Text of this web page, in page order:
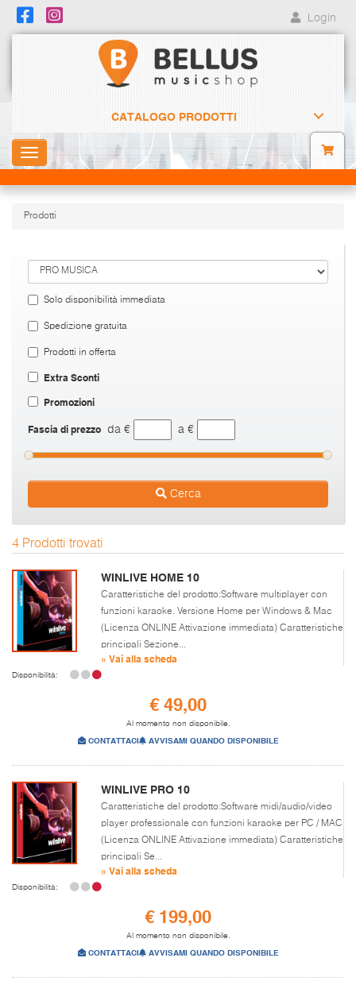
Login
CATALOGO PRODOTTI
Toggle
navigation
Prodotti
Solo disponibilità immediata
Spedizione gratuita
Prodotti in offerta
Extra Sconti
Promozioni
Fascia di prezzo da € a €
Cerca
4 Prodotti trovati
WINLIVE HOME 10
Caratteristiche del prodotto:Software multiplayer con
funzioni karaoke. Versione Home per Windows & Mac
(Licenza ONLINE Attivazione immediata) Caratteristiche
principali Sezione...
» Vai alla scheda
Disponibilità:
€ 49,00
Al momento non disponibile.
CONTATTACI AVVISAMI QUANDO DISPONIBILE
WINLIVE PRO 10
Caratteristiche del prodotto:Software midi/audio/video
player professionale con funzioni karaoke per PC / MAC
(Licenza ONLINE Attivazione immediata) Caratteristiche
principali Se...
» Vai alla scheda
Disponibilità:
€ 199,00
Al momento non disponibile.
CONTATTACI AVVISAMI QUANDO DISPONIBILE